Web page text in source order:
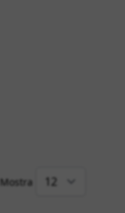
Mostra